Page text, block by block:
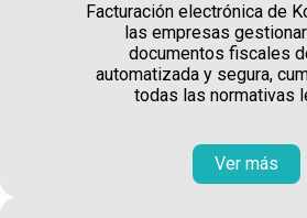
Facturación electrónica de
las empresas
documentos fiscales
automatizada y segura,
todas las normativas
Ver más